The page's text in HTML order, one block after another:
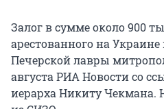
Залог в сумме около 900
арестованного на
Печерской лавры
августа РИА Новости со
иерарха Никиту Чекмана.